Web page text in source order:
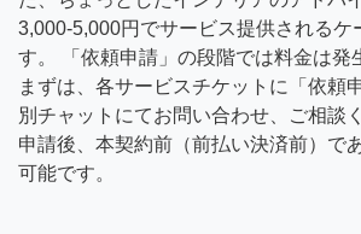
3,000-5,000円でサービス提供されるケ
す。 「依頼申請」の段階では料金は発
まずは、各サービスチケットに「依頼
別チャットにてお問い合わせ、ご相談
申請後、本契約前（前払い決済前）で
可能です。